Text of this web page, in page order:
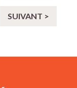
SUIVANT >